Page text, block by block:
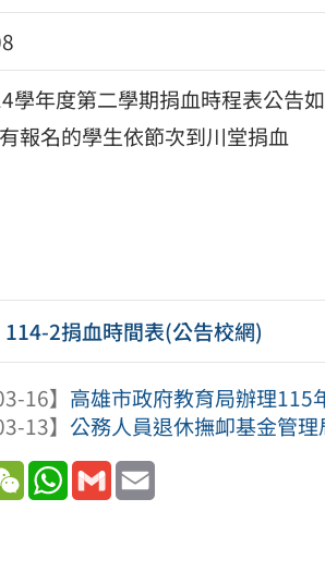
學年度第二學期捐血時程表公告
報名的學生依節次到川堂捐血
114-2捐血時間表(公告校網)
16】 高雄市政府教育局辦理115
13】 公務人員退休撫卹基金管
WeChatWhatsApp
Gmail